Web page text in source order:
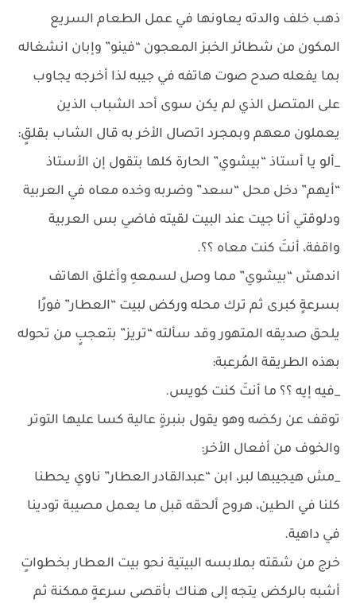
ذهب خلف والدته يعاونها في عمل الطعام السريع
المكون من شطائر الخبز المعجون “فينو” وإبان انشغاله
بما يفعله صدح صوت هاتفه في جيبه لذا أخرجه يجاوب
على المتصل الذي لم يكن سوى أحد الشباب الذين
يعملون معهم وبمجرد اتصال الأخر به قال الشاب بقلقٍ:
_ألو يا أستاذ “بيشوي” الحارة كلها بتقول إن الأستاذ
“أيهم” دخل محل “سعد” وضربه وخده معاه في العربية
ودلوقتي أنا جيت عند البيت لقيته فاضي بس العربية
واقفة، أنتَ كنت معاه ؟؟.
اندهش “بيشوي” مما وصل لسمعهِ وأغلق الهاتف
بسرعةٍ كبرى ثم ترك محله وركض لبيت “العطار” فورًا
يلحق صديقه المتهور وقد سألته “تريز” بتعجبٍ من تحوله
بهذه الطريقة المُرعبة:
_فيه إيه ؟؟ ما أنتَ كنت كويس.
توقف عن ركضه وهو يقول بنبرةٍ عالية كسا عليها التوتر
والخوف من أفعال الأخر:
_مش هيجيبها لبر، ابن “عبدالقادر العطار” ناوي يحطنا
كلنا في الطين، هروح ألحقه قبل ما يعمل مصيبة تودينا
في داهية.
خرج من شقته بملابسه البيتية نحو بيت العطار بخطواتٍ
أشبه بالركض يتجه إلى هـناك بأقصى سرعةٍ ممكنة ثم